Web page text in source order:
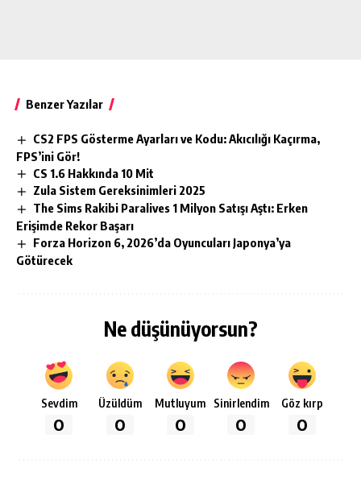
Benzer Yazılar
CS2 FPS Gösterme Ayarları ve Kodu: Akıcılığı Kaçırma,
FPS’ini Gör!
CS 1.6 Hakkında 10 Mit
Zula Sistem Gereksinimleri 2025
The Sims Rakibi Paralives 1 Milyon Satışı Aştı: Erken
Erişimde Rekor Başarı
Forza Horizon 6, 2026’da Oyuncuları Japonya’ya
Götürecek
Ne düşünüyorsun?
Sevdim
0
Üzüldüm
0
Mutluyum
0
Sinirlendim
0
Göz kırp
0